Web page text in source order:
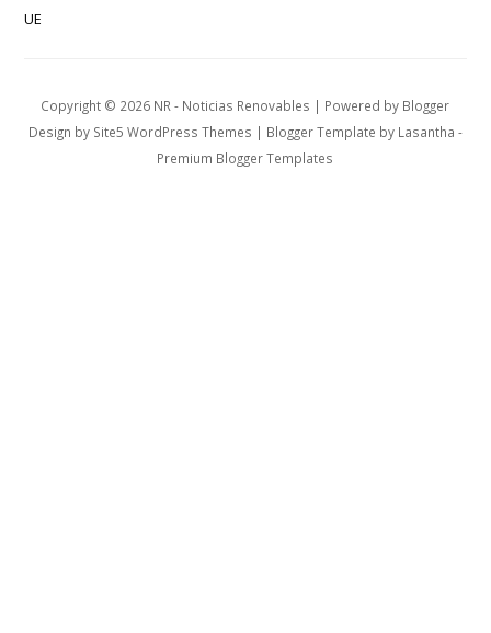
UE
Copyright © 2026 NR - Noticias Renovables | Powered by Blogger
Design by Site5 WordPress Themes | Blogger Template by Lasantha -
Premium Blogger Templates